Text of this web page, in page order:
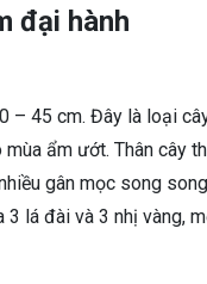
đại hành
– 45 cm. Đây là loại
ẩm ướt. Thân cây
gân mọc song
lá đài và 3 nhị vàng,